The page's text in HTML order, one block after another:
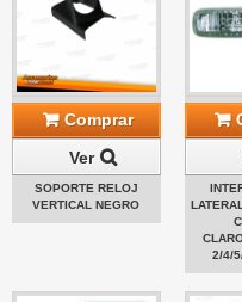
Comprar
Ver
SOPORTE RELOJ
VERTICAL NEGRO
2/4/